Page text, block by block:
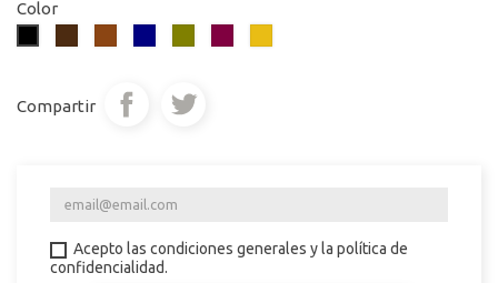
Color
Oscuro
marino
Compartir
Acepto las condiciones generales y la política de
confidencialidad.